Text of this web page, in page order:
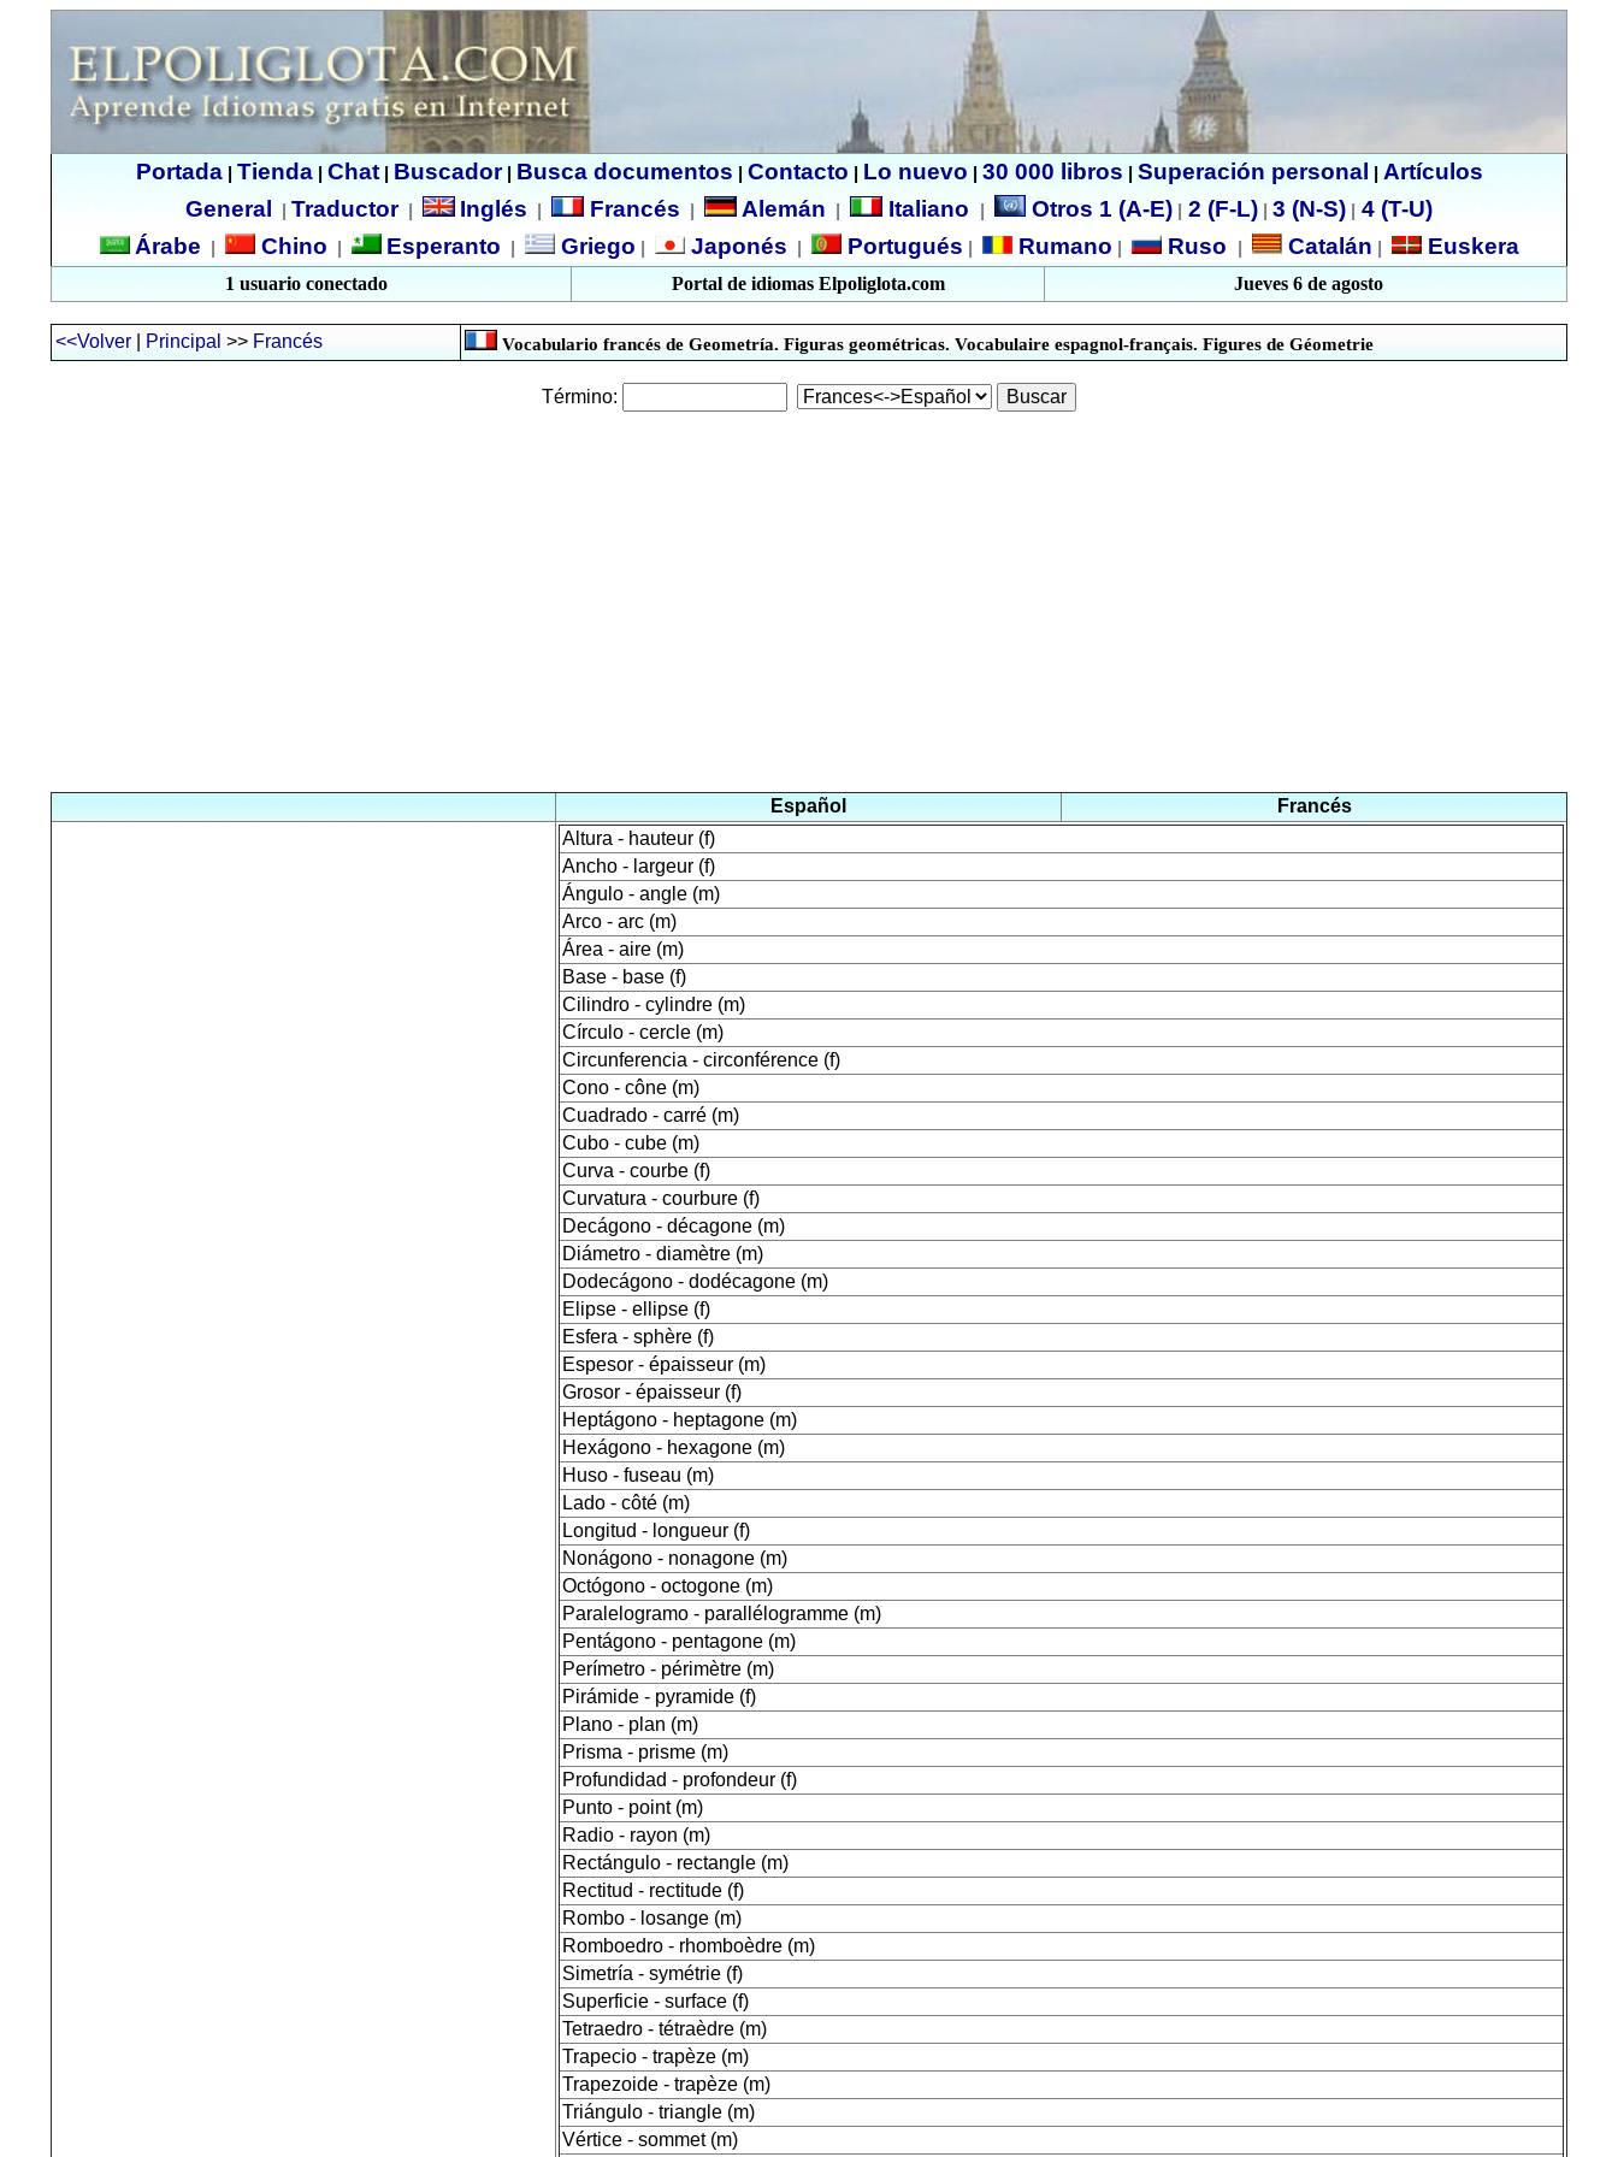
Portada| Tienda| Chat| Buscador| Busca documentos Contacto Lo nuevo 30 000 libros Superación personal
Artículos
General
Traductor| Inglés Francés Alemán Italiano Otros 1 (A-E) 2 (F-L) 3 (N-S)
4 (T-U)
Árabe
Chino Esperanto Griego Japonés Portugués Rumano Ruso Catalán Euskera
1 usuario conectado Portal de idiomas Elpoliglota.com Jueves 6 de agosto
<<Volver Principal >> Francés Vocabulario francés de Geometría. Figuras geométricas. Vocabulaire espagnol-français. Figures de Géometrie
Término:
Español
Francés
Altura - hauteur (f)
Ancho - largeur (f)
Ángulo - angle (m)
Arco - arc (m)
Área - aire (m)
Base - base (f)
Cilindro - cylindre (m)
Círculo - cercle (m)
Circunferencia - circonférence (f)
Cono - cône (m)
Cuadrado - carré (m)
Cubo - cube (m)
Curva - courbe (f)
Curvatura - courbure (f)
Decágono - décagone (m)
Diámetro - diamètre (m)
Dodecágono - dodécagone (m)
Elipse - ellipse (f)
Esfera - sphère (f)
Espesor - épaisseur (m)
Grosor - épaisseur (f)
Heptágono - heptagone (m)
Hexágono - hexagone (m)
Huso - fuseau (m)
Lado - côté (m)
Longitud - longueur (f)
Nonágono - nonagone (m)
Octógono - octogone (m)
Paralelogramo - parallélogramme (m)
Pentágono - pentagone (m)
Perímetro - périmètre (m)
Pirámide - pyramide (f)
Plano - plan (m)
Prisma - prisme (m)
Profundidad - profondeur (f)
Punto - point (m)
Radio - rayon (m)
Rectángulo - rectangle (m)
Rectitud - rectitude (f)
Rombo - losange (m)
Romboedro - rhomboèdre (m)
Simetría - symétrie (f)
Superficie - surface (f)
Tetraedro - tétraèdre (m)
Trapecio - trapèze (m)
Trapezoide - trapèze (m)
Triángulo - triangle (m)
Vértice - sommet (m)